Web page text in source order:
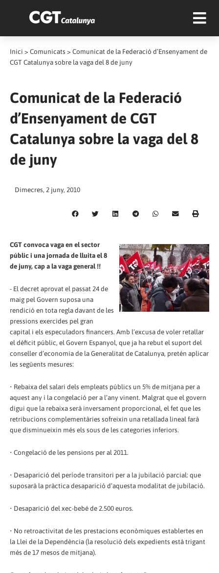
Inici > Comunicats > Comunicat de la Federació d’Ensenyament de
CGT Catalunya sobre la vaga del 8 de juny
Comunicat de la Federació
d’Ensenyament de CGT
Catalunya sobre la vaga del 8
de juny
Dimecres, 2 juny, 2010
CGT convoca vaga en el sector
públic i una jornada de lluita el 8
de juny, cap a la vaga general !!
- El decret aprovat el passat 24 de
maig pel Govern suposa una
rendició en tota regla davant de les
pressions exercides pel gran
capital i els especuladors financers. Amb l’excusa de voler retallar
el dèficit públic, el Govern Espanyol, que ja ha rebut el suport del
conseller d’economia de la Generalitat de Catalunya, pretén aplicar
les següents mesures:
• Rebaixa del salari dels empleats públics un 5% de mitjana per a
aquest any i la congelació per a l’any vinent. Malgrat que el govern
digui que la rebaixa serà inversament proporcional, el fet que les
retribucions complementàries sofreixin una retallada lineal farà
que disminueixin més els sous de les categories inferiors.
• Congelació de les pensions per al 2011.
• Desaparició del període transitori per a la jubilació parcial: que
suposarà la pràctica desaparició d’aquesta modalitat de jubilació.
• Desaparició del xec-bebé de 2.500 euros.
• No retroactivitat de les prestacions econòmiques establertes en
la Llei de la Dependència (la resolució dels expedients està trigant
més de 17 mesos de mitjana).